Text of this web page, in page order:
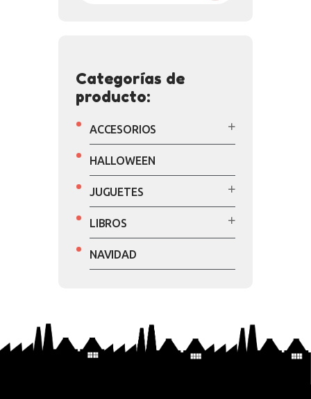
Categorías de
producto:
ACCESORIOS
HALLOWEEN
JUGUETES
LIBROS
NAVIDAD